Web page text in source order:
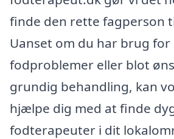
finde den rette fagperson
Uanset om du har brug
fodproblemer eller blot
grundig behandling, kan
hjælpe dig med at finde
fodterapeuter i dit